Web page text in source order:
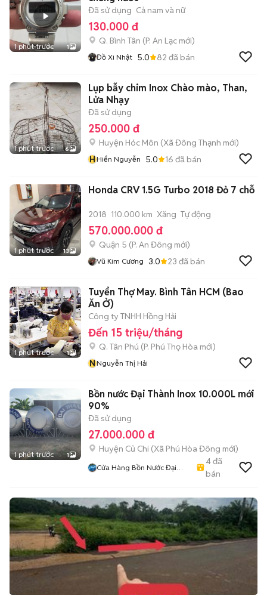
1 phút trước 1
Đã sử dụng Cả nam và nữ
130.000 đ
Q. Bình Tân (P. An Lạc mới)
Đồ Xi Nhật 5.0 82 đã bán
1 phút trước 6
Lụp bẫy chim Inox Chào mào, Than,
Lửa Nhạy
Đã sử dụng
250.000 đ
Huyện Hóc Môn (Xã Đông Thạnh mới)
HHiển Nguyễn 5.0 16 đã bán
1 phút trước 13
Honda CRV 1.5G Turbo 2018 Đỏ 7 chỗ
2018 110.000 km Xăng Tự động
570.000.000 đ
Quận 5 (P. An Đông mới)
Vũ Kim Cương 3.0 23 đã bán
1 phút trước 1
Tuyển Thợ May. Bình Tân HCM (Bao
Ăn Ở)
Công ty TNHH Hồng Hải
Đến 15 triệu/tháng
Q. Tân Phú (P. Phú Thọ Hòa mới)
NNguyễn Thị Hải
1 phút trước 1
Bồn nước Đại Thành Inox 10.000L mới
90%
Đã sử dụng
27.000.000 đ
Huyện Củ Chi (Xã Phú Hòa Đông mới)
Cửa Hàng Bồn Nước Đại
4đã
bán